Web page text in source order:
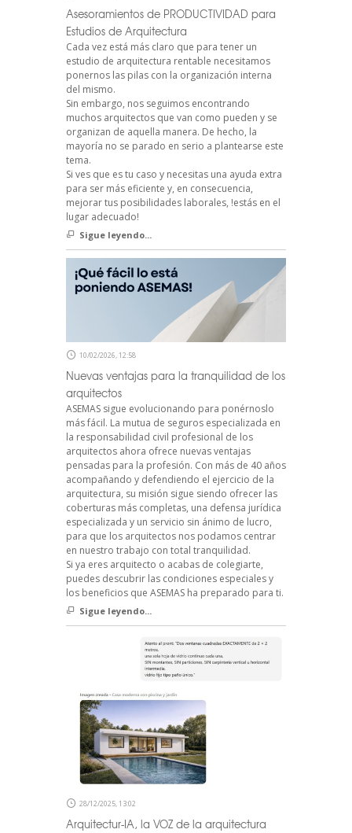
Asesoramientos de PRODUCTIVIDAD para
Estudios de Arquitectura
Cada vez está más claro que para tener un
estudio de arquitectura rentable necesitamos
ponernos las pilas con la organización interna
del mismo.
Sin embargo, nos seguimos encontrando
muchos arquitectos que van como pueden y se
organizan de aquella manera. De hecho, la
mayoría no se parado en serio a plantearse este
tema.
Si ves que es tu caso y necesitas una ayuda extra
para ser más eficiente y, en consecuencia,
mejorar tus posibilidades laborales, !estás en el
lugar adecuado!
Sigue leyendo...
10/02/2026, 12:58
Nuevas ventajas para la tranquilidad de los
arquitectos
ASEMAS sigue evolucionando para ponérnoslo
más fácil. La mutua de seguros especializada en
la responsabilidad civil profesional de los
arquitectos ahora ofrece nuevas ventajas
pensadas para la profesión. Con más de 40 años
acompañando y defendiendo el ejercicio de la
arquitectura, su misión sigue siendo ofrecer las
coberturas más completas, una defensa jurídica
especializada y un servicio sin ánimo de lucro,
para que los arquitectos nos podamos centrar
en nuestro trabajo con total tranquilidad.
Si ya eres arquitecto o acabas de colegiarte,
puedes descubrir las condiciones especiales y
los beneficios que ASEMAS ha preparado para ti.
Sigue leyendo...
28/12/2025, 13:02
Arquitectur-IA, la VOZ de la arquitectura